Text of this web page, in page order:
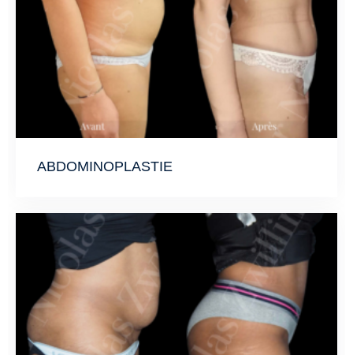
ABDOMINOPLASTIE